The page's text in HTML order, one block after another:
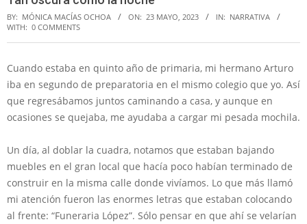
BY: MÓNICA MACÍAS OCHOA ON: 23 MAYO, 2023 IN: NARRATIVA
WITH: 0 COMMENTS
Cuando estaba en quinto año de primaria, mi hermano Arturo
iba en segundo de preparatoria en el mismo colegio que yo. Así
que regresábamos juntos caminando a casa, y aunque en
ocasiones se quejaba, me ayudaba a cargar mi pesada mochila.
Un día, al doblar la cuadra, notamos que estaban bajando
muebles en el gran local que hacía poco habían terminado de
construir en la misma calle donde vivíamos. Lo que más llamó
mi atención fueron las enormes letras que estaban colocando
al frente: “Funeraria López”. Sólo pensar en que ahí se velarían